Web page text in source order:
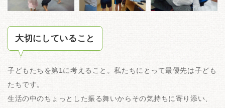
大切にしていること
子どもたちを第1に考えること。私たちにとって最優先は子ども
たちです。
生活の中のちょっとした振る舞いからその気持ちに寄り添い、